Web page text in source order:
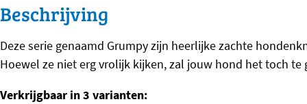
Beschrijving
Deze serie genaamd Grumpy zijn heerlijke zachte
Hoewel ze niet erg vrolijk kijken, zal jouw hond het toch te
Verkrijgbaar in 3 varianten: